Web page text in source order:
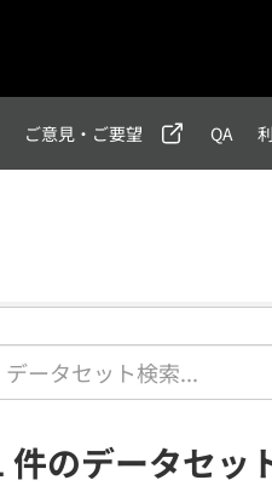
ご意見・ご要望 QA
件のデータセッ